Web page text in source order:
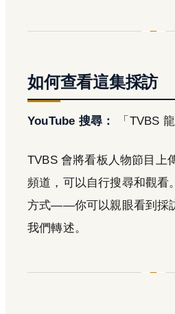
如何查看這集採訪
YouTube 搜尋： 「TVBS
TVBS 會將看板人物節目上
頻道，可以自行搜尋和觀看
方式——你可以親眼看到採
我們轉述。